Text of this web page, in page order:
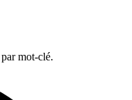
mot-clé.